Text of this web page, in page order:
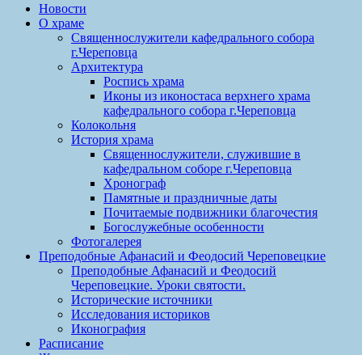
Новости
О храме
Священнослужители кафедрального собора
г.Череповца
Архитектура
Роспись храма
Иконы из иконостаса верхнего храма
кафедрального собора г.Череповца
Колокольня
История храма
Священнослужители, служившие в
кафедральном соборе г.Череповца
Хронограф
Памятные и праздничные даты
Почитаемые подвижники благочестия
Богослужебные особенности
Фотогалерея
Преподобные Афанасий и Феодосий Череповецкие
Преподобные Афанасий и Феодосий
Череповецкие. Уроки святости.
Исторические источники
Исследования историков
Иконография
Расписание